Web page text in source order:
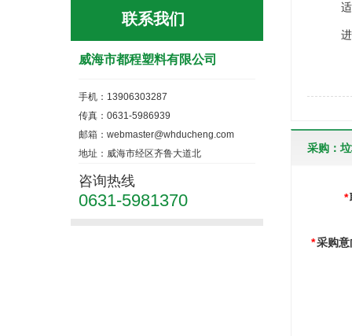
联系我们
威海市都程塑料有限公司
手机：13906303287
传真：0631-5986939
邮箱：webmaster@whducheng.com
地址：威海市经区齐鲁大道北
咨询热线
0631-5981370
适用
进
采购：
*
*采购